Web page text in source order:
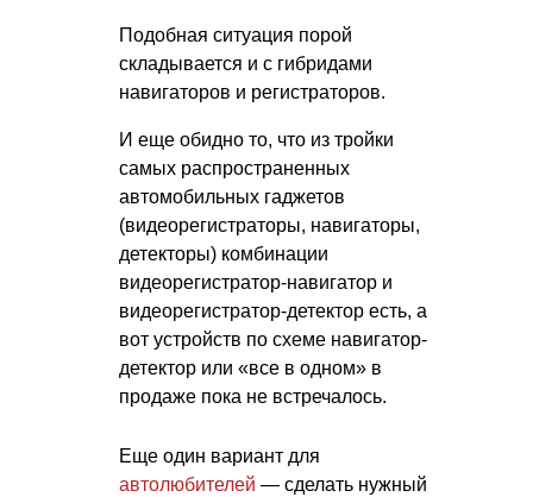
Подобная ситуация порой
складывается и с гибридами
навигаторов и регистраторов.
И еще обидно то, что из тройки
самых распространенных
автомобильных гаджетов
(видеорегистраторы, навигаторы,
детекторы) комбинации
видеорегистратор-навигатор и
видеорегистратор-детектор есть, а
вот устройств по схеме навигатор-
детектор или «все в одном» в
продаже пока не встречалось.
Еще один вариант для
автолюбителей — сделать нужный